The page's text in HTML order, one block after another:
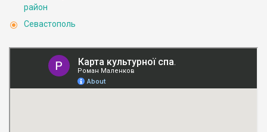
район
Севастополь